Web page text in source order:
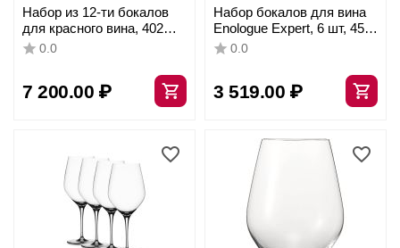
Набор из 12-ти бокалов
для красного вина, 402
мл, прозрачный,
серия Festival, Spiegelau
0.0
7 200.00 ₽
Набор бокалов для вина
Enologue Expert, 6 шт, 450
мл, D87 мм, H216 мм,
0.0
3 519.00 ₽